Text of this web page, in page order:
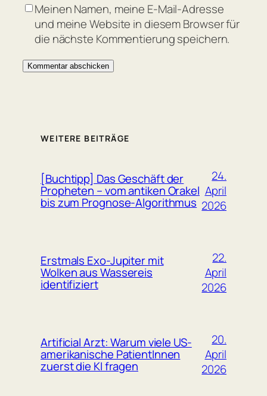
Meinen Namen, meine E-Mail-Adresse
und meine Website in diesem Browser für
die nächste Kommentierung speichern.
WEITERE BEITRÄGE
[Buchtipp] Das Geschäft der
Propheten – vom antiken Orakel
bis zum Prognose-Algorithmus
24.
April
2026
Erstmals Exo-Jupiter mit
Wolken aus Wassereis
identifiziert
22.
April
2026
Artificial Arzt: Warum viele US-
amerikanische PatientInnen
zuerst die KI fragen
20.
April
2026